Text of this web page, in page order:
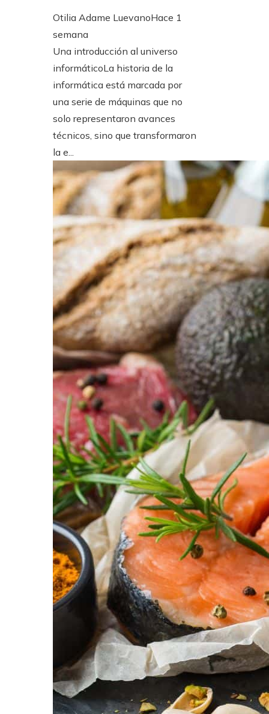
Otilia Adame LuevanoHace 1
semana
Una introducción al universo
informáticoLa historia de la
informática está marcada por
una serie de máquinas que no
solo representaron avances
técnicos, sino que transformaron
la e...